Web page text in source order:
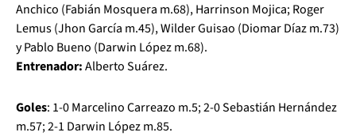
Anchico (Fabián Mosquera m.68), Harrinson Mojica; Roger
Lemus (Jhon García m.45), Wilder Guisao (Diomar Díaz m.73)
y Pablo Bueno (Darwin López m.68).
Entrenador:Alberto Suárez.
Goles: 1-0 Marcelino Carreazo m.5; 2-0 Sebastián Hernández
m.57; 2-1 Darwin López m.85.